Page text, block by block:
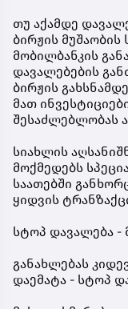
თუ აქამდე
ბირჟის
მობილბანკის
დავალებების
ბირჟის
მათ
შესაძლებლობას
სიახლის
მოქმედებს
საათებში
ყიდვის
სტოპ დავალება -
განახლებას
დაემატა - სტოპ